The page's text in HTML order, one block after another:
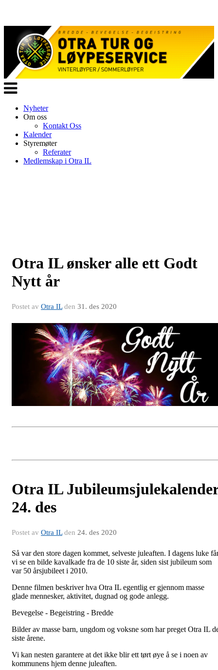
Veksle
navigasjon
Nyheter
Om oss
Kontakt Oss
Kalender
Styremøter
Referater
Medlemskap i Otra IL
Otra IL ønsker alle ett Godt
Nytt år
Postet av Otra ILden 31. des 2020
Otra IL
24. des
Postet av Otra ILden 24. des 2020
Så var den store dagen kommet, selveste juleaften. I dagens luke
vi se en bilde kavalkade fra de 10 siste år, siden sist jubileum som
var 50 årsjubileet i 2010.
Denne filmen beskriver hva Otra IL egentlig er gjennom masse
glade mennesker, aktivitet, dugnad og gode anlegg.
Bevegelse - Begeistring - Bredde
Bilder av masse barn, ungdom og voksne som har preget Otra IL
siste årene.
Vi kan nesten garantere at det ikke blir ett tørt øye å se i noen av
kommunens hjem denne juleaften.